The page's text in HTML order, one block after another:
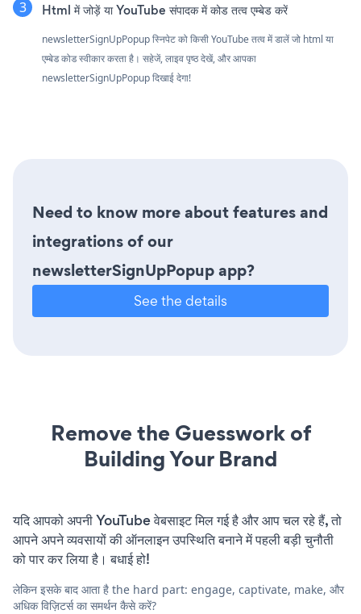
Html में जोड़ें या YouTube संपादक में कोड तत्व एम्बेड करें
newsletterSignUpPopup स्निपेट को किसी YouTube तत्व में डालें जो html या
एम्बेड कोड स्वीकार करता है। सहेजें, लाइव पृष्ठ देखें, और आपका
newsletterSignUpPopup दिखाई देगा!
Need to know more about features and
integrations of our
newsletterSignUpPopup app?
See the details
Remove the Guesswork of
Building Your Brand
यदि आपको अपनी YouTube वेबसाइट मिल गई है और आप चल रहे हैं, तो
आपने अपने व्यवसायों की ऑनलाइन उपस्थिति बनाने में पहली बड़ी चुनौती
को पार कर लिया है। बधाई हो!
लेकिन इसके बाद आता है the hard part: engage, captivate, make, और
अधिक विज़िटर्स का समर्थन कैसे करें?